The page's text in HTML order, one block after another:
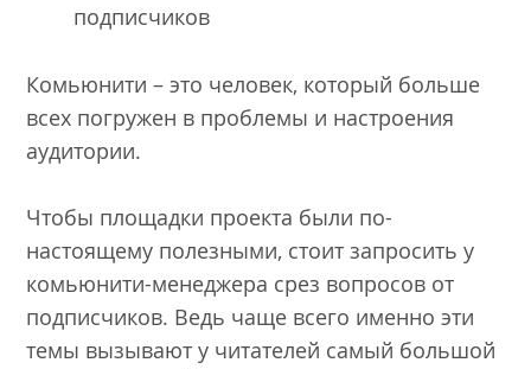
подписчиков
Комьюнити – это человек, который больше
всех погружен в проблемы и настроения
аудитории.
Чтобы площадки проекта были по-
настоящему полезными, стоит запросить у
комьюнити-менеджера срез вопросов от
подписчиков. Ведь чаще всего именно эти
темы вызывают у читателей самый большой